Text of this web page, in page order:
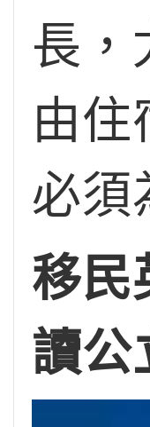
長，
由住
必須
移民
讀公